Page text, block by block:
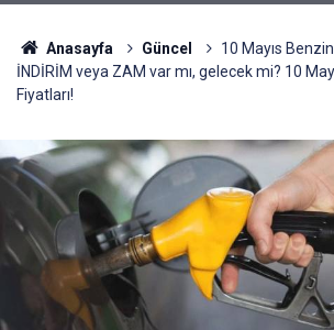
Anasayfa Güncel
10 Mayıs
İNDİRİM veya ZAM var mı, gelecek mi? 10
Fiyatları!